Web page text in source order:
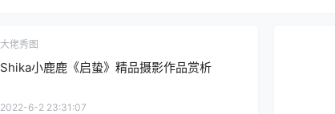
大佬秀图
Shika小鹿鹿《启蛰》精品摄影作品赏析
2022-6-2 23:31:07